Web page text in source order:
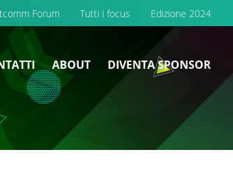
Forum Tutti i focus Edizione 2024
ABOUT DIVENTA SPONSOR